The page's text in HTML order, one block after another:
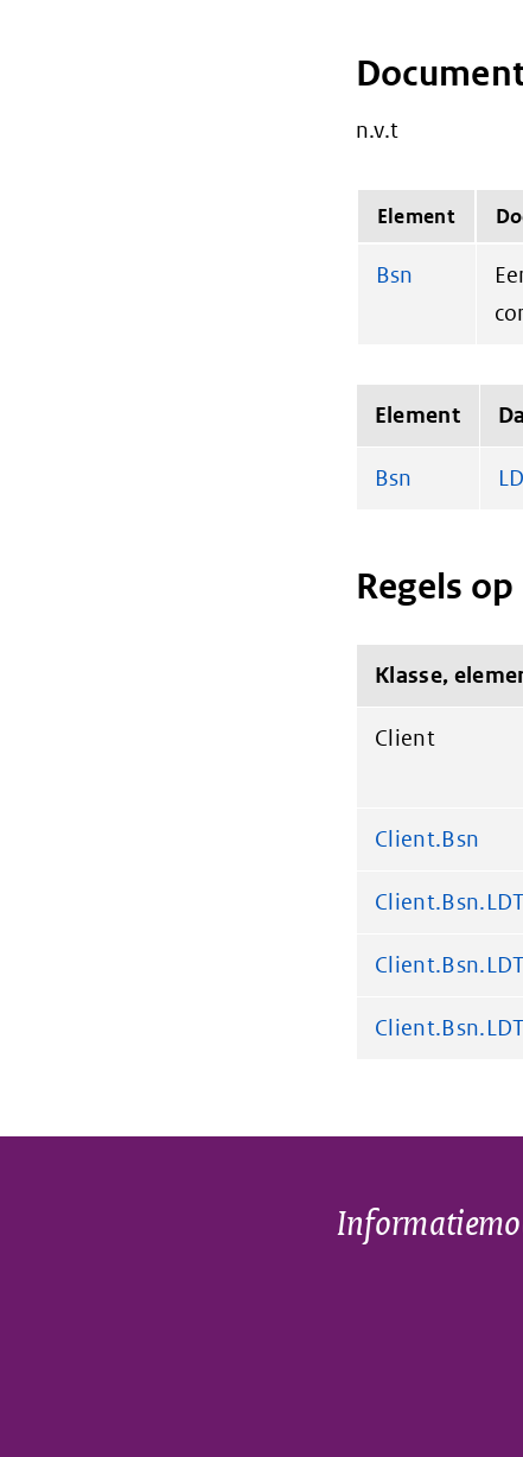
n.v.t
Element
Bsn
Element
Bsn
Regels
Klasse,
Client
Client.Bsn